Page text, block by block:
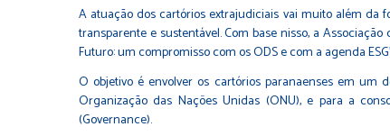
A atuação dos cartórios extrajudiciais vai muito além da
transparente e sustentável. Com base nisso, a
Futuro: um compromisso com os ODS e com a agenda
O objetivo é envolver os cartórios paranaenses em um
Organização das Nações Unidas (ONU), e para a
(Governance).